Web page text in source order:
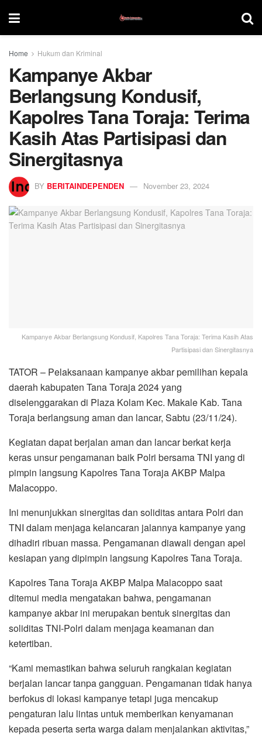
Home Hukum dan Kriminal
Kampanye Akbar
Berlangsung Kondusif,
Kapolres Tana Toraja: Terima
Kasih Atas Partisipasi dan
Sinergitasnya
BY BERITAINDEPENDEN November 23, 2024
Kampanye Akbar Berlangsung Kondusif, Kapolres Tana Toraja: Terima Kasih Atas
Partisipasi dan Sinergitasnya
TATOR – Pelaksanaan kampanye akbar pemilihan kepala
daerah kabupaten Tana Toraja 2024 yang
diselenggarakan di Plaza Kolam Kec. Makale Kab. Tana
Toraja berlangsung aman dan lancar, Sabtu (23/11/24).
Kegiatan dapat berjalan aman dan lancar berkat kerja
keras unsur pengamanan baik Polri bersama TNI yang di
pimpin langsung Kapolres Tana Toraja AKBP Malpa
Malacoppo.
Ini menunjukkan sinergitas dan soliditas antara Polri dan
TNI dalam menjaga kelancaran jalannya kampanye yang
dihadiri ribuan massa. Pengamanan diawali dengan apel
kesiapan yang dipimpin langsung Kapolres Tana Toraja.
Kapolres Tana Toraja AKBP Malpa Malacoppo saat
ditemui media mengatakan bahwa, pengamanan
kampanye akbar ini merupakan bentuk sinergitas dan
soliditas TNI-Polri dalam menjaga keamanan dan
ketertiban.
“Kami memastikan bahwa seluruh rangkaian kegiatan
berjalan lancar tanpa gangguan. Pengamanan tidak hanya
berfokus di lokasi kampanye tetapi juga mencakup
pengaturan lalu lintas untuk memberikan kenyamanan
kepada peserta serta warga dalam menjalankan aktivitas,”